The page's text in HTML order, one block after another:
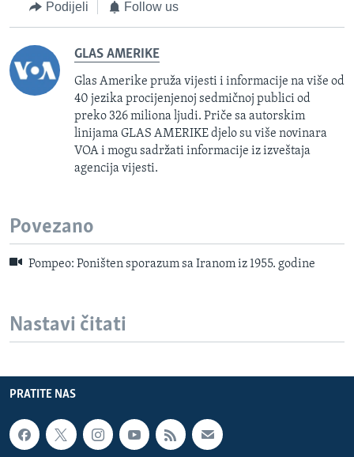
Podijeli Follow us
GLAS AMERIKE
Glas Amerike pruža vijesti i informacije na više od
40 jezika procijenjenoj sedmičnoj publici od
preko 326 miliona ljudi. Priče sa autorskim
linijama GLAS AMERIKE djelo su više novinara
VOA i mogu sadržati informacije iz izveštaja
agencija vijesti.
Povezano
Pompeo: Poništen sporazum sa Iranom iz 1955. godine
Nastavi čitati
PRATITE NAS